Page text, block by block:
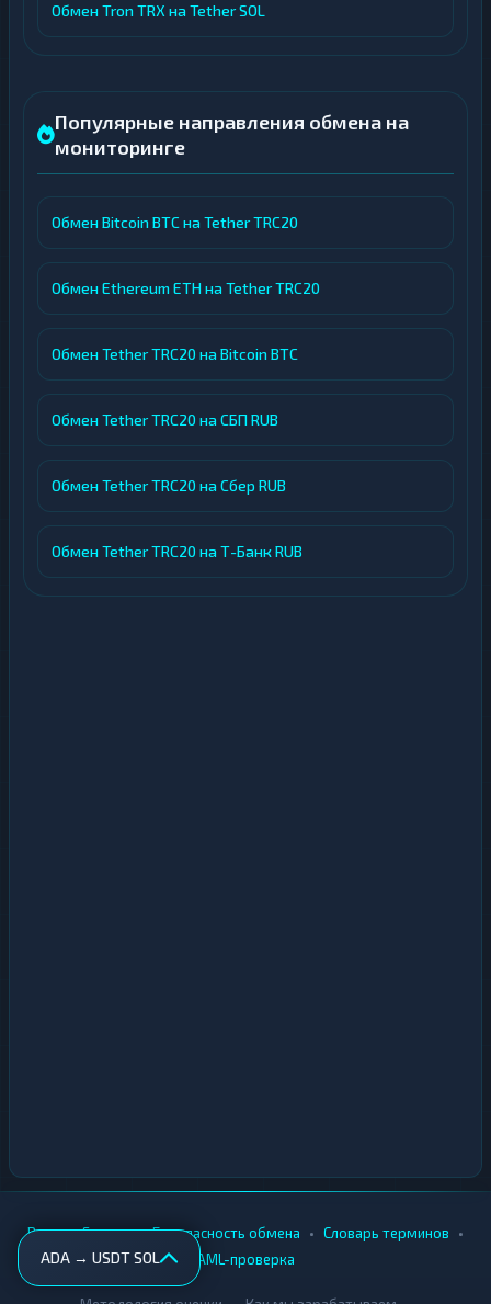
Обмен Tron TRX на Tether SOL
Популярные направления обмена на
мониторинге
Обмен Bitcoin BTC на Tether TRC20
Обмен Ethereum ETH на Tether TRC20
Обмен Tether TRC20 на Bitcoin BTC
Обмен Tether TRC20 на СБП RUB
Обмен Tether TRC20 на Сбер RUB
Обмен Tether TRC20 на Т-Банк RUB
ADA → USDT SOL
Вики • Города • Безопасность обмена • Словарь терминов •
AML-проверка